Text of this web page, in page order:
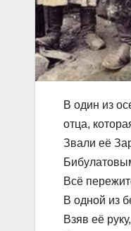
В один из
отца,
Звали её
Всё
В одной из
Взяв её